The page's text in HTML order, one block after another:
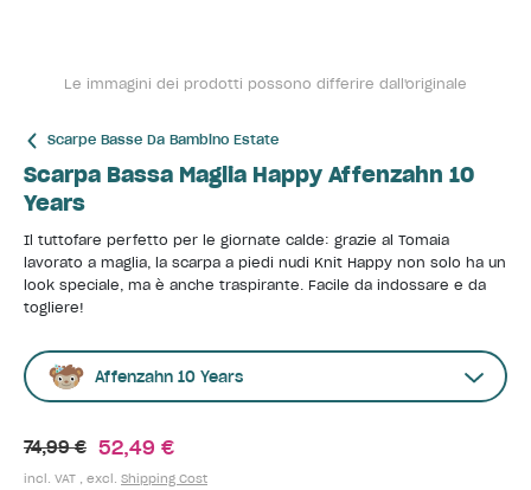
Le immagini dei prodotti possono differire dall'originale
Scarpe Basse Da Bambino Estate
Scarpa Bassa Maglia Happy Affenzahn 10
Years
Il tuttofare perfetto per le giornate calde: grazie al Tomaia
lavorato a maglia, la scarpa a piedi nudi Knit Happy non solo ha un
look speciale, ma è anche traspirante. Facile da indossare e da
togliere!
Affenzahn 10 Years
74,99 € 52,49 €
incl. VAT , excl. Shipping Cost